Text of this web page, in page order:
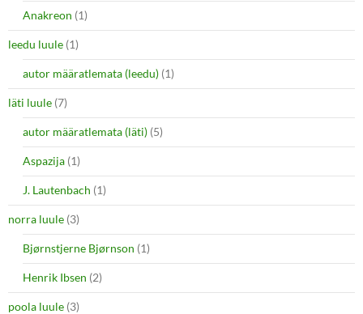
Anakreon (1)
leedu luule (1)
autor määratlemata (leedu) (1)
läti luule (7)
autor määratlemata (läti) (5)
Aspazija (1)
J. Lautenbach (1)
norra luule (3)
Bjørnstjerne Bjørnson (1)
Henrik Ibsen (2)
poola luule (3)